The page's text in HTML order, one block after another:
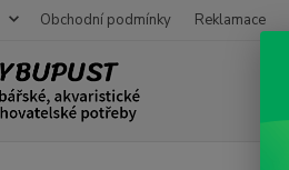
Obchodní podmínky Reklamace